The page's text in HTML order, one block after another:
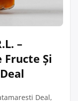
–
Fructe Și
Deal,